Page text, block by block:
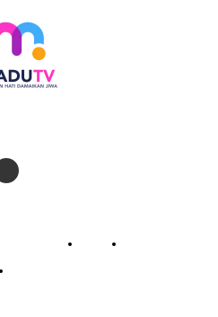
Pedoman Siber Kontak